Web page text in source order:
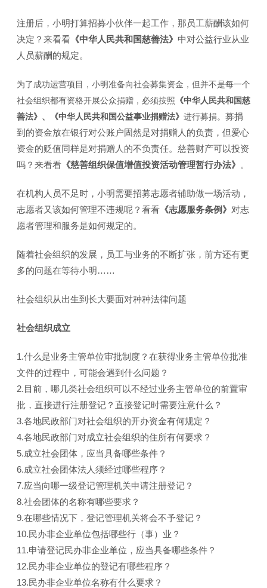
注册后，小明打算招募小伙伴一起工作，那员工薪酬该如何
决定？来看看 《中华人民共和国慈善法》 中对公益行业从业
人员薪酬的规定。
为了成功运营项目，小明准备向社会募集资金，但并不是每一个
社会组织都有资格开展公众捐赠，必须按照 《中华人民共和国慈
善法》、《中华人民共和国公益事业捐赠法》 进行募捐。 募捐
到的资金放在银行对公账户固然是对捐赠人的负责，但爱心
资金的贬值同样是对捐赠人的不负责任。慈善财产可以投资
吗？来看看 《慈善组织保值增值投资活动管理暂行办法》 。
在机构人员不足时，小明需要招募志愿者辅助做一场活动，
志愿者又该如何管理不违规呢？看看 《志愿服务条例》 对志
愿者管理和服务是如何规定的。
随着社会组织的发展，员工与业务的不断扩张，前方还有更
多的问题在等待小明……
社会组织从出生到长大要面对种种法律问题
社会组织成立
1.什么是业务主管单位审批制度？在获得业务主管单位批准
文件的过程中，可能会遇到什么问题？
2.目前，哪几类社会组织可以不经过业务主管单位的前置审
批，直接进行注册登记？直接登记时需要注意什么？
3.各地民政部门对社会组织的开办资金有何规定？
4.各地民政部门对成立社会组织的住所有何要求？
5.成立社会团体，应当具备哪些条件？
6.成立社会团体法人须经过哪些程序？
7.应当向哪一级登记管理机关申请注册登记？
8.社会团体的名称有哪些要求？
9.在哪些情况下，登记管理机关将会不予登记？
10.民办非企业单位包括哪些行（事）业？
11.申请登记民办非企业单位，应当具备哪些条件？
12.民办非企业单位的登记有哪些程序？
13.民办非企业单位名称有什么要求？